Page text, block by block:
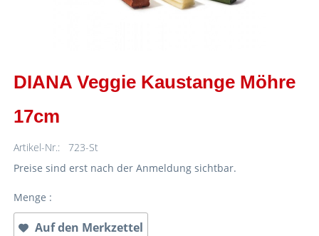
DIANA Veggie Kaustange Möhre
17cm
Artikel-Nr.:
723-St
Preise sind erst nach der Anmeldung sichtbar.
Menge :
Auf den Merkzettel